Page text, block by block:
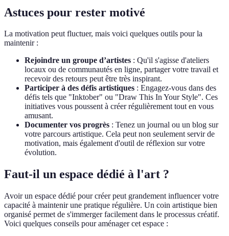
Astuces pour rester motivé
La motivation peut fluctuer, mais voici quelques outils pour la
maintenir :
Rejoindre un groupe d’artistes : Qu'il s'agisse d'ateliers
locaux ou de communautés en ligne, partager votre travail et
recevoir des retours peut être très inspirant.
Participer à des défis artistiques : Engagez-vous dans des
défis tels que "Inktober" ou "Draw This In Your Style". Ces
initiatives vous poussent à créer régulièrement tout en vous
amusant.
Documenter vos progrès : Tenez un journal ou un blog sur
votre parcours artistique. Cela peut non seulement servir de
motivation, mais également d'outil de réflexion sur votre
évolution.
Faut-il un espace dédié à l'art ?
Avoir un espace dédié pour créer peut grandement influencer votre
capacité à maintenir une pratique régulière. Un coin artistique bien
organisé permet de s'immerger facilement dans le processus créatif.
Voici quelques conseils pour aménager cet espace :